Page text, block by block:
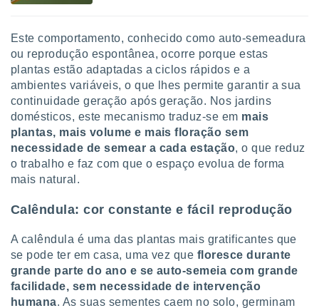
como a
este sitio
IP e
de
possam
seus
com
seu
qualquer
em “
na
Este comportamento, conhecido como auto-semeadura
ou reprodução espontânea, ocorre porque estas
plantas estão adaptadas a ciclos rápidos e a
ambientes variáveis, o que lhes permite garantir a sua
continuidade geração após geração. Nos jardins
domésticos, este mecanismo traduz-se em mais
plantas, mais volume e mais floração sem
necessidade de semear a cada estação, o que reduz
o trabalho e faz com que o espaço evolua de forma
mais natural.
Calêndula: cor constante e fácil reprodução
A calêndula é uma das plantas mais gratificantes que
se pode ter em casa, uma vez que floresce durante
grande parte do ano e se auto-semeia com grande
facilidade, sem necessidade de intervenção
humana. As suas sementes caem no solo, germinam